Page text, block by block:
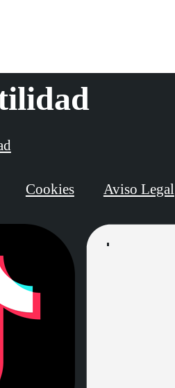
Cookies Aviso Legal